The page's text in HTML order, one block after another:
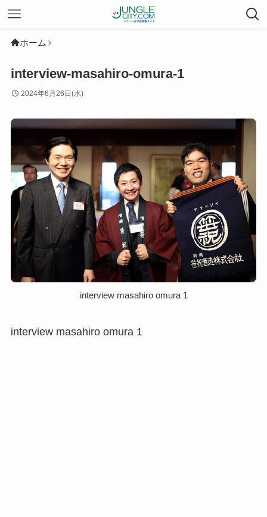
ホーム
interview-masahiro-omura-1
2024年6月26日(水)
interview masahiro omura 1
interview masahiro omura 1